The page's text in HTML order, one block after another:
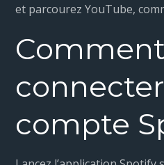
et parcourez YouTube,
Comment
compte